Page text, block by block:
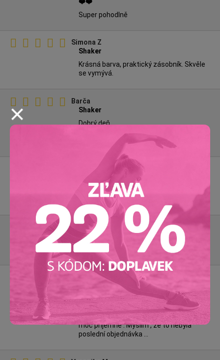
Super pohodlně
Simona Z
Shaker
Krásná barva, praktický zásobník. Skvěle
se vymývá.
Barča
Shaker
Dobrý deň
Shaker je super❤️
Spokojenost
Šejkr je super. Je tak akorát malý a za
barvičky. Vřele doporučuji.
Grygielová V
❤️❤️
LadyLab
Shaker super ,zásobníček praktický a
úžasná barva . Růžový balíček s drobným
dárkem byl velké překvapení . Neobvyklé a
moc příjemné . Myslím , že to nebyla
poslední objednávka ...